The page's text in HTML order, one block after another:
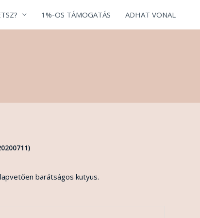
1%-OS TÁMOGATÁS ADHAT VONAL
barátságos kutyus.